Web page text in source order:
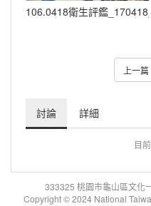
106.0418衛生評鑑
上一篇
討論 詳細
目
333325 桃園市龜山區文
Copyright © 2024 National